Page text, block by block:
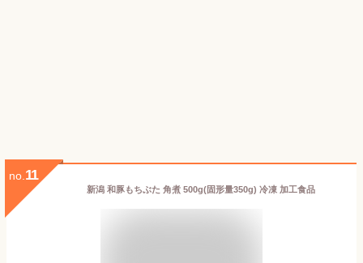
no. 11
新潟 和豚もちぶた 角煮 500g(固形量350g) 冷凍 加工食品